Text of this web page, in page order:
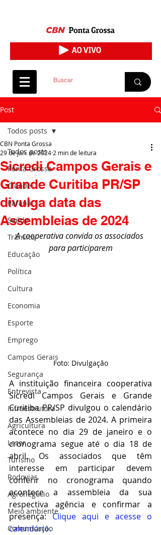
Post
Todos posts
Ponta Grossa
Cidade
Paraná
Saúde
Trânsito
Educação
Política
Cultura
Economia
Esporte
Emprego
Campos Gerais
Segurança
Entrevista
Infraestrutura
Agricultura
Lazer
Turismo
Rodovias
Agronegócio
Meio ambiente
Comunicação
Todos posts
Sicredi Campos Gerais e
Grande Curitiba PR/SP
divulga data das
Assembleias de 2024
CBN Ponta Grossa
29 de jan. de 2024 2 min de leitura
A cooperativa convida os associados
para participarem
Foto: Divulgação
A instituição financeira cooperativa
Sicredi Campos Gerais e Grande
Curitiba PR/SP divulgou o calendário
das Assembleias de 2024. A primeira
acontece no dia 29 de janeiro e o
cronograma segue até o dia 18 de
abril. Os associados que têm
interesse em participar devem
conferir no cronograma quando
acontece a assembleia da sua
respectiva agência e confirmar a
presença: Clique aqui e acesse o
calendário.